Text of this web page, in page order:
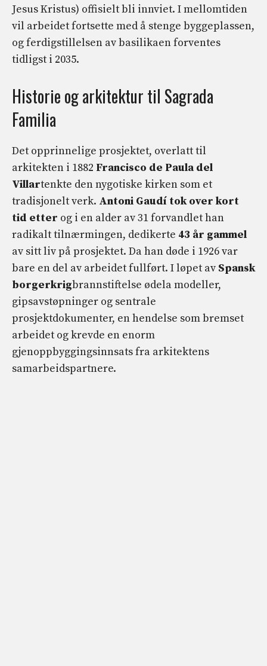
Jesus Kristus) offisielt bli innviet. I mellomtiden
vil arbeidet fortsette med å stenge byggeplassen,
og ferdigstillelsen av basilikaen forventes
tidligst i 2035.
Historie og arkitektur til Sagrada
Familia
Det opprinnelige prosjektet, overlatt til
arkitekten i 1882 Francisco de Paula del
Villartenkte den nygotiske kirken som et
tradisjonelt verk. Antoni Gaudí tok over kort
tid etter og i en alder av 31 forvandlet han
radikalt tilnærmingen, dedikerte 43 år gammel
av sitt liv på prosjektet. Da han døde i 1926 var
bare en del av arbeidet fullført. I løpet av Spansk
borgerkrigbrannstiftelse ødela modeller,
gipsavstøpninger og sentrale
prosjektdokumenter, en hendelse som bremset
arbeidet og krevde en enorm
gjenoppbyggingsinnsats fra arkitektens
samarbeidspartnere.